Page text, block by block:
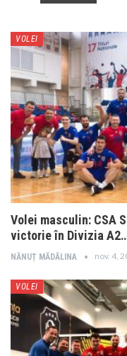
VOLEI
Volei masculin: CSA
victorie în Divizia
NĂNUȚ MĂDĂLINA nov. 4,
VOLEI